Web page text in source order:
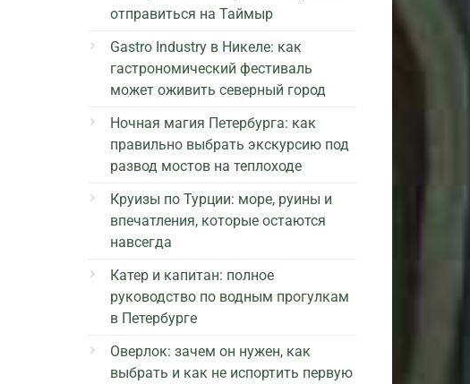
отправиться на Таймыр
Gastro Industry в Никеле: как
гастрономический фестиваль
может оживить северный город
Ночная магия Петербурга: как
правильно выбрать экскурсию под
развод мостов на теплоходе
Круизы по Турции: море, руины и
впечатления, которые остаются
навсегда
Катер и капитан: полное
руководство по водным прогулкам
в Петербурге
Оверлок: зачем он нужен, как
выбрать и как не испортить первую